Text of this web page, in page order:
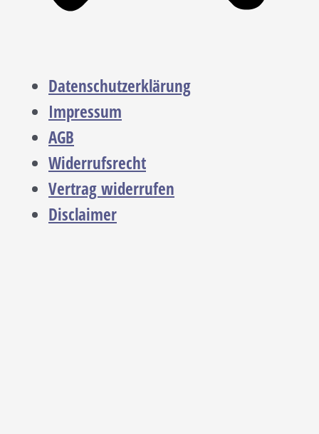
Datenschutzerklärung
Impressum
AGB
Widerrufsrecht
Vertrag widerrufen
Disclaimer